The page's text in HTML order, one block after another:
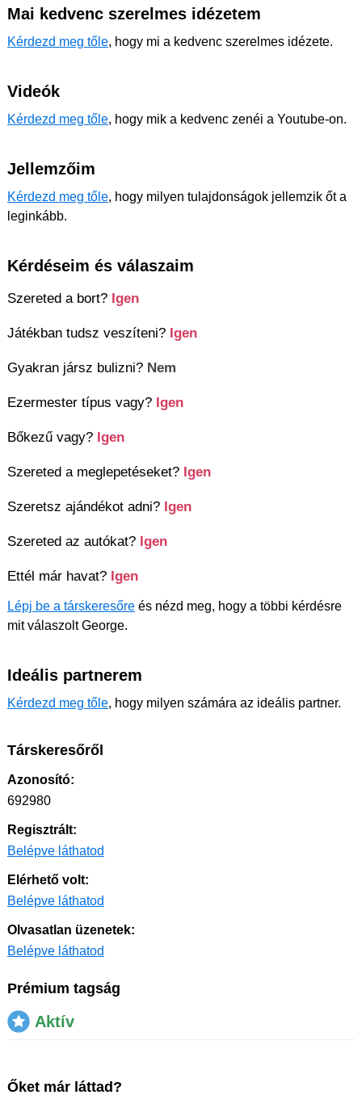
Mai kedvenc szerelmes idézetem
Kérdezd meg tőle, hogy mi a kedvenc szerelmes idézete.
Videók
Kérdezd meg tőle, hogy mik a kedvenc zenéi a Youtube-on.
Jellemzőim
Kérdezd meg tőle, hogy milyen tulajdonságok jellemzik őt a
leginkább.
Kérdéseim és válaszaim
Szereted a bort? Igen
Játékban tudsz veszíteni? Igen
Gyakran jársz bulizni? Nem
Ezermester típus vagy? Igen
Bőkezű vagy? Igen
Szereted a meglepetéseket? Igen
Szeretsz ajándékot adni? Igen
Szereted az autókat? Igen
Ettél már havat? Igen
Lépj be a társkeresőre és nézd meg, hogy a többi kérdésre
mit válaszolt George.
Ideális partnerem
Kérdezd meg tőle, hogy milyen számára az ideális partner.
Társkeresőről
Azonosító:
692980
Regisztrált:
Belépve láthatod
Elérhető volt:
Belépve láthatod
Olvasatlan üzenetek:
Belépve láthatod
Prémium tagság
Aktív
Őket már láttad?